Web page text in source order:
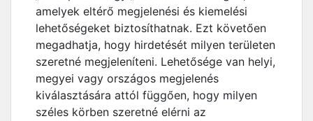
amelyek eltérő megjelenési és kiemelési
lehetőségeket biztosíthatnak. Ezt követően
megadhatja, hogy hirdetését milyen területen
szeretné megjeleníteni. Lehetősége van helyi,
megyei vagy országos megjelenés
kiválasztására attól függően, hogy milyen
széles körben szeretné elérni az